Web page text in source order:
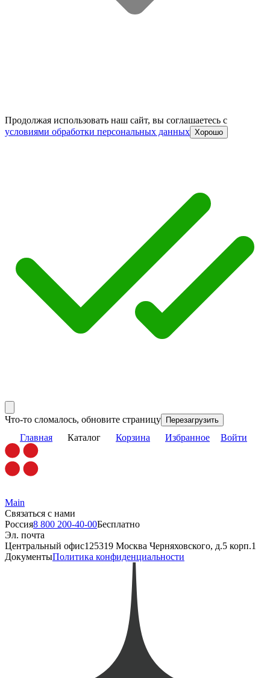
Продолжая использовать наш сайт, вы соглашаетесь c
условиями обработки персональных данных Хорошо
Что-то сломалось, обновите страницу Перезагрузить
Главная Каталог Корзина Избранное Войти
Main
Связаться с нами
Россия8 800 200-40-00Бесплатно
Эл. почта
Центральный офис125319 Москва Черняховского, д.5 корп.1
ДокументыПолитика конфиденциальности